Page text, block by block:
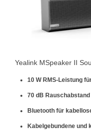
Yealink MSpeaker II
10 W RMS-Leistung
70 dB Rauschabstand
Bluetooth für
Kabelgebundene und